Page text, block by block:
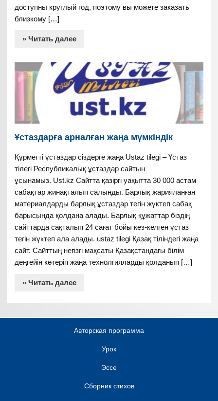
доступны круглый год, поэтому вы можете заказать
близкому […]
» Читать далее
Ұстаздарға арналған жаңа мүмкіндік
Құрметті ұстаздар сіздерге жаңа Ustaz tilegi – Ұстаз
тілегі Республикалық ұстаздар сайтын
ұсынамыз. Ust.kz Сайтта қазіргі уақытта 30 000 астам
сабақтар жинақталып салынды. Барлық жарияланған
материалдарды барлық ұстаздар тегін жүктеп сабақ
барысында қолдана алады. Барлық құжаттар біздің
сайттарда сақталып 24 сағат бойы кез-келген ұстаз
тегін жүктеп ала алады. ustaz tilegi Қазақ тіліндегі жаңа
сайт. Сайттың негізгі мақсаты Қазақстандағы білім
деңгейін көтеріп жаңа технолгияларды қолданып […]
» Читать далее
Авторская программа
Урок
Эссе
Сборник стихов